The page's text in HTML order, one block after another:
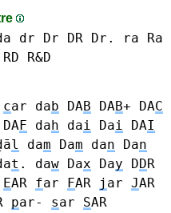
dr Dr DR Dr.
ra Ra
RD R&D
car dab DAB DAB+ DAC
DAF dah dai Dai DAI
l dam Dam dan Dan
t . daw Dax Day DDR
EAR far FAR j ar JAR
par- sar SAR